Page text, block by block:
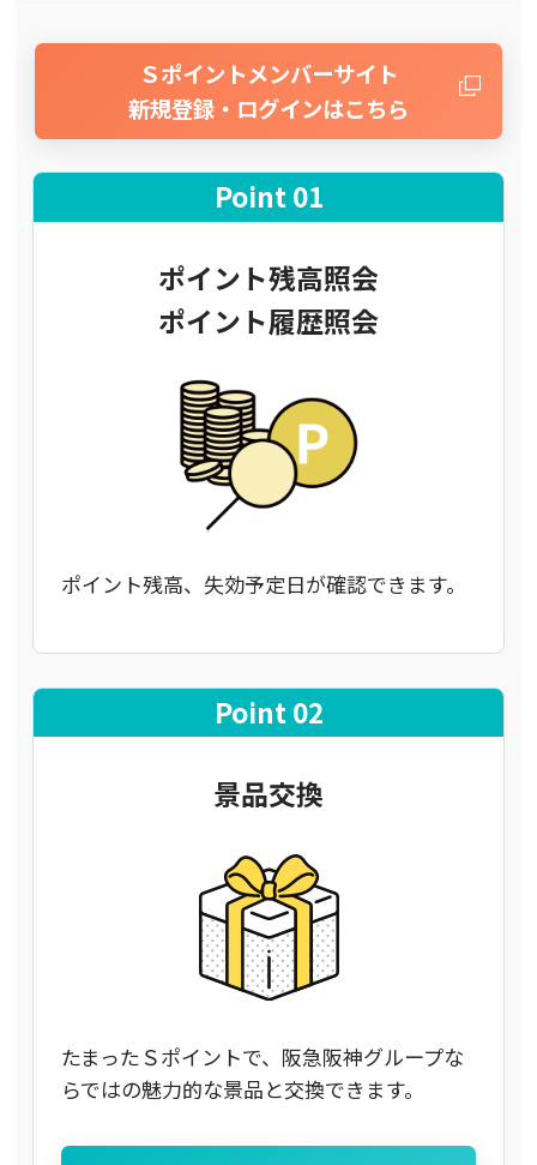
Ｓポイントメンバーサイト
新規登録・ログインはこちら
Point 01
ポイント残高照会
ポイント履歴照会
ポイント残高、失効予定日が確認できます。
Point 02
景品交換
たまったＳポイントで、阪急阪神グループな
らではの魅力的な景品と交換できます。